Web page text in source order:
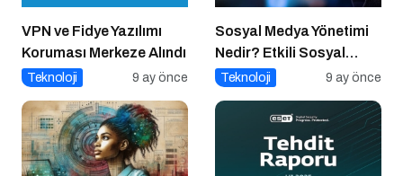
VPN ve Fidye Yazılımı
Koruması Merkeze Alındı
Teknoloji 9 ay önce
Sosyal Medya Yönetimi
Nedir? Etkili Sosyal
Medya Yönetimi İçin 10
Teknoloji 9 ay önce